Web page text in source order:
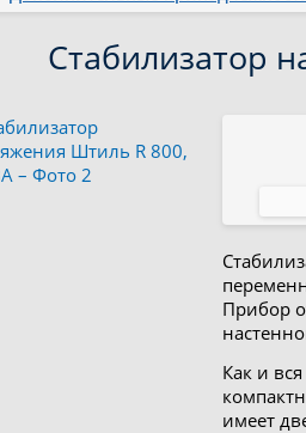
Стабилизатор
Прибор
Как и
имеет